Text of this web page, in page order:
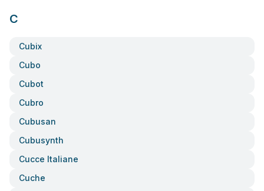
C
Cubix
Cubo
Cubot
Cubro
Cubusan
Cubusynth
Cucce Italiane
Cuche